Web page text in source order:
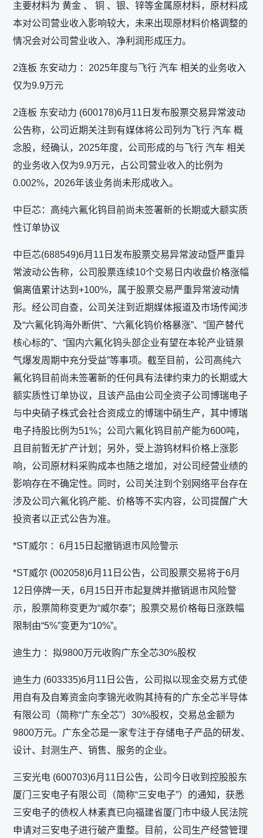
主要材料为 黄金 、 铜 、银、锌等金属原材料，原材料成
本对公司营业收入影响较大，未来出现原材料价格调整的
情况会对公司营业收入、净利润形成压力。
2连板 东安动力 ：2025年度与飞行 汽车 相关的业务收入
仅为9.9万元
2连板 东安动力 (600178)6月11日发布股票交易异常波动
公告称，公司近期关注到有媒体将公司列为飞行 汽车 概
念股，经确认，2025年度，公司形成的与飞行 汽车 相关
的业务收入仅为9.9万元，占公司营业收入的比例为
0.002%，2026年该业务尚未形成收入。
中巨芯：高纯六氟化钨目前尚未签署新的长期或大额实质
性订单协议
中巨芯(688549)6月11日发布股票交易异常波动暨严重异
常波动公告称，公司股票连续10个交易日内收盘价格涨幅
偏离值累计达到+100%，属于股票交易严重异常波动情
形。经公司自查，公司关注到近期媒体报道及市场传闻涉
及“六氟化钨海外断供”、“六氟化钨价格暴涨”、“国产替代
核心标的”、“国内六氟化钨头部企业有望在本轮产业链景
气爆发周期中充分受益”等事项。截至目前，公司高纯六
氟化钨目前尚未签署新的任何具有法律约束力的长期或大
额实质性订单协议，且该产品由公司全资子公司博瑞电子
与中央硝子株式会社合资成立的博瑞中硝生产，其中博瑞
电子持股比例为51%；公司六氟化钨目前产能为600吨，
且目前暂无扩产计划；另外，受上游钨材料价格上涨影
响，公司原材料采购成本也随之增加，对公司经营业绩的
影响存在不确定性。同时，公司关注到个别网络平台存在
涉及公司六氟化钨产能、价格等不实内容，公司提醒广大
投资者以正式公告为准。
*ST威尔 ：6月15日起撤销退市风险警示
*ST威尔 (002058)6月11日公告，公司股票交易将于6月
12日停牌一天，6月15日开市起复牌并撤销退市风险警
示，股票简称变更为“威尔泰”；股票交易价格每日涨跌幅
限制由“5%”变更为“10%”。
迪生力 ：拟9800万元收购广东全芯30%股权
迪生力 (603335)6月11日公告，公司拟以现金交易方式使
用自有及自筹资金向李锦光收购其持有的广东全芯半导体
有限公司（简称“广东全芯”）30%股权，交易总金额为
9800万元。广东全芯是一家专注于存储电子产品的研发、
设计、封测生产、销售、服务的企业。
三安光电 (600703)6月11日公告，公司今日收到控股股东
厦门三安电子有限公司（简称“三安电子”）的通知，获悉
三安电子的债权人林素真已向福建省厦门市中级人民法院
申请对三安电子进行破产重整。目前，公司生产经营管理